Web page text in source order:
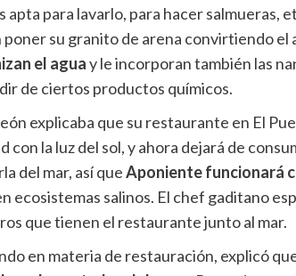
apta para lavarlo, para hacer salmueras,
su granito de arena convirtiendo el
el aguay le incorporan también las
de ciertos productos químicos.
explicaba que su restaurante en El
con la luz del sol, y ahora dejará de
del mar, así queAponiente funcionará
ecosistemas salinos. El chef gaditano
que tienen el restaurante junto al mar.
en materia de restauración, explicó